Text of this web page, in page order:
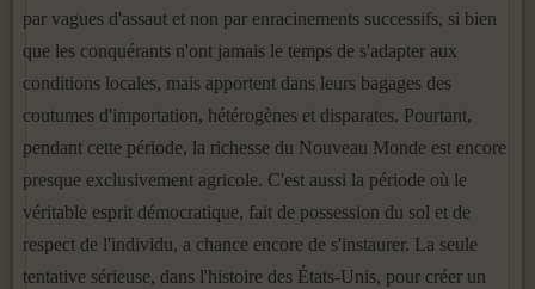
par va­gues d'assaut et non par enracinements successifs, si bien
que les con­quérants n'ont jamais le temps de s'adapter aux
conditions locales, mais apportent dans leurs bagages des
coutumes d'importation, hétérogènes et disparates. Pourtant,
pendant cette période, la richesse du Nouveau Monde est encore
presque exclusivement agricole. C'est aussi la période où le
véritable esprit démocratique, fait de possession du sol et de
respect de l'individu, a chance encore de s'instaurer. La seule
tentative sérieuse, dans l'histoire des États-Unis, pour créer un